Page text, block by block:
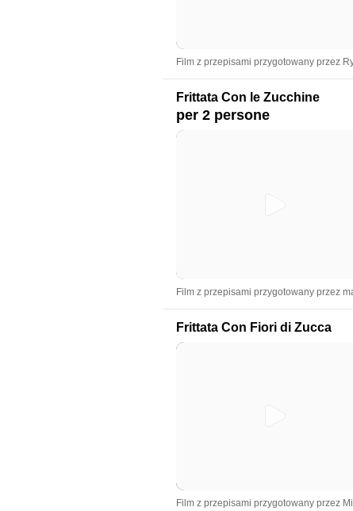
Film z przepisami przygotowany przez
Frittata Con le Zucchine
per 2 persone
Film z przepisami przygotowany przez
Frittata Con Fiori di Zucca
Film z przepisami przygotowany przez